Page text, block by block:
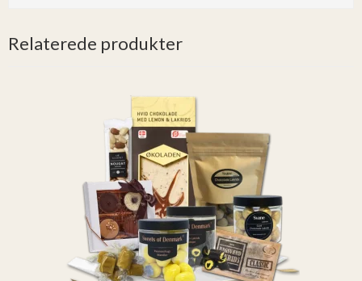
Relaterede produkter